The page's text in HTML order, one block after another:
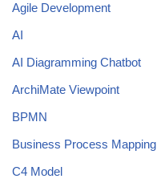
Agile Development
AI
AI Diagramming Chatbot
ArchiMate Viewpoint
BPMN
Business Process Mapping
C4 Model